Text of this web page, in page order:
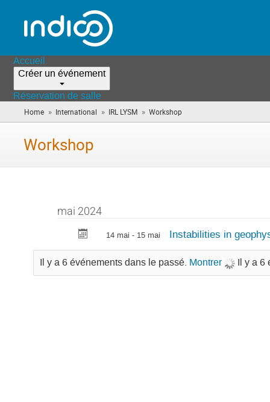
Accueil
Créer un événement
Réservation de salle
Home » International » IRL LYSM » Workshop
êtes
Workshop
mai 2024
14 mai - 15 mai Instabilities in
Il y a 6 événements dans le passé. Montrer Il y a 6